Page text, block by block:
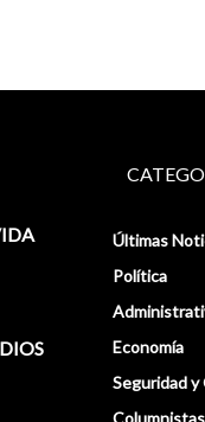
Últimas
Política
Economía
Seguridad
Columnistas